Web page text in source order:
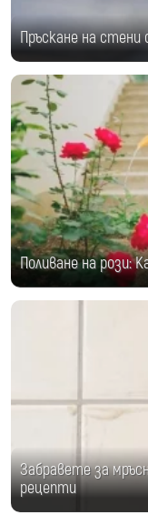
Пръскане на стени
Поливане на рози:
Забравете за
рецепти